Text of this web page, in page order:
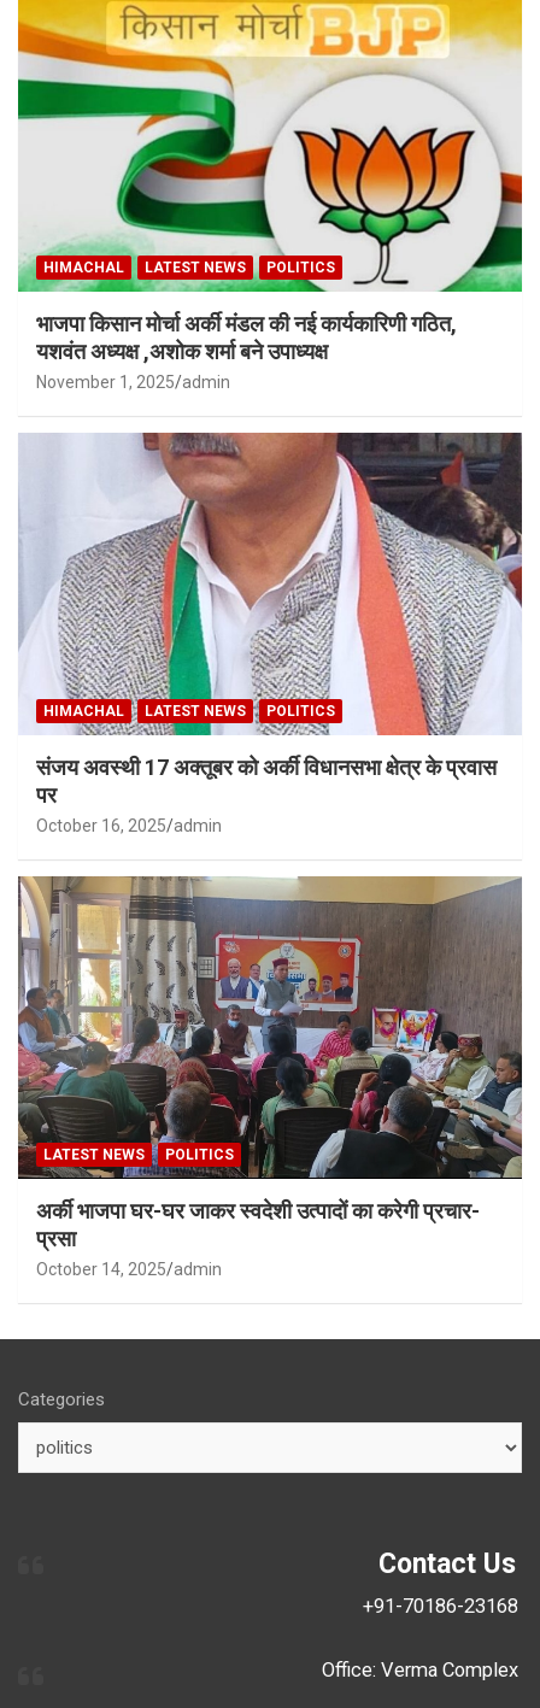
HIMACHAL LATEST NEWS POLITICS
भाजपा किसान मोर्चा अर्की मंडल की नई कार्यकारिणी गठित,
यशवंत अध्यक्ष ,अशोक शर्मा बने उपाध्यक्ष
November 1, 2025 admin
HIMACHAL LATEST NEWS POLITICS
संजय अवस्थी 17 अक्तूबर को अर्की विधानसभा क्षेत्र के प्रवास
पर
October 16, 2025 admin
LATEST NEWS POLITICS
अर्की भाजपा घर-घर जाकर स्वदेशी उत्पादों का करेगी प्रचार-
प्रसा
October 14, 2025 admin
Categories
Contact Us
+91-70186-23168
Office: Verma Complex